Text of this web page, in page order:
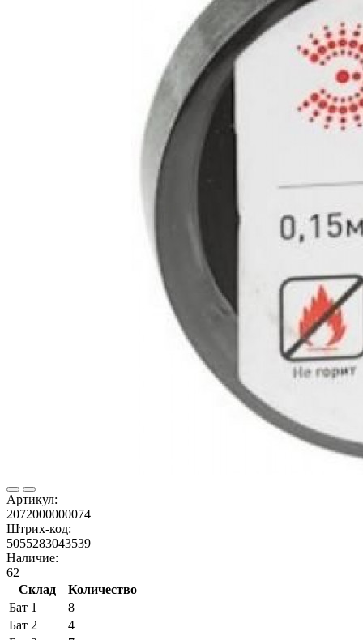
Артикул:
2072000000074
Штрих-код:
5055283043539
Наличие:
62
Склад
Количество
Бат 1
8
Бат 2
4